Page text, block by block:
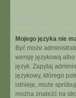
Mojego języka nie
Być może
wersję językową albo
język. Zapytaj
językowy, którego
istnieje, może
można znaleźć na